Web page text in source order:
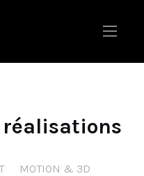
réalisations
MOTION & 3D